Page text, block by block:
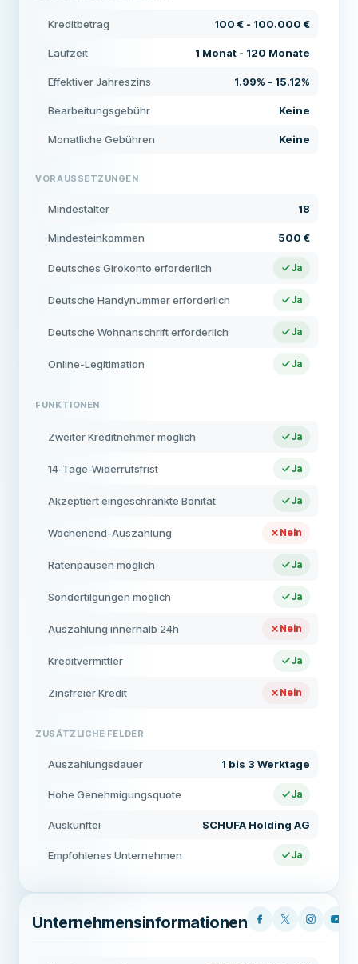
Kreditbetrag 100 € - 100.000 €
Laufzeit 1 Monat - 120 Monate
Effektiver Jahreszins 1.99% - 15.12%
Bearbeitungsgebühr Keine
Monatliche Gebühren Keine
VORAUSSETZUNGEN
Mindestalter 18
Mindesteinkommen 500 €
Deutsches Girokonto erforderlich Ja
Deutsche Handynummer erforderlich Ja
Deutsche Wohnanschrift erforderlich Ja
Online-Legitimation Ja
FUNKTIONEN
Zweiter Kreditnehmer möglich Ja
14-Tage-Widerrufsfrist Ja
Akzeptiert eingeschränkte Bonität Ja
Wochenend-Auszahlung Nein
Ratenpausen möglich Ja
Sondertilgungen möglich Ja
Auszahlung innerhalb 24h Nein
Kreditvermittler Ja
Zinsfreier Kredit Nein
ZUSÄTZLICHE FELDER
Auszahlungsdauer 1 bis 3 Werktage
Hohe Genehmigungsquote Ja
Auskunftei SCHUFA Holding AG
Empfohlenes Unternehmen Ja
Unternehmensinformationen